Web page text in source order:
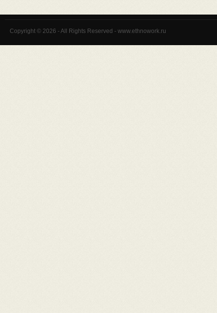
Copyright © 2026 - All Rights Reserved - www.ethnowork.ru